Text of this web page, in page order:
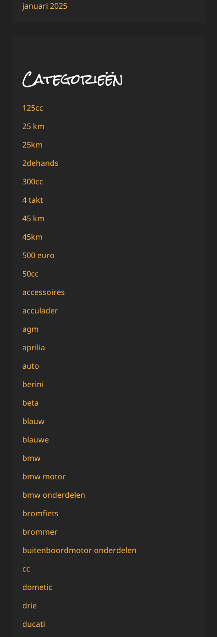
januari 2025
Categorieën
125cc
25 km
25km
2dehands
300cc
4 takt
45 km
45km
500 euro
50cc
accessoires
acculader
agm
aprilia
auto
berini
beta
blauw
blauwe
bmw
bmw motor
bmw onderdelen
bromfiets
brommer
buitenboordmotor onderdelen
cc
dometic
drie
ducati